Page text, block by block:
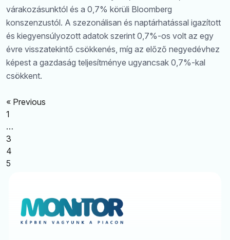
várakozásunktól és a 0,7% körüli Bloomberg
konszenzustól. A szezonálisan és naptárhatással igazított
és kiegyensúlyozott adatok szerint 0,7%-os volt az egy
évre visszatekintő csökkenés, míg az előző negyedévhez
képest a gazdaság teljesítménye ugyancsak 0,7%-kal
csökkent.
« Previous
1
…
3
4
5